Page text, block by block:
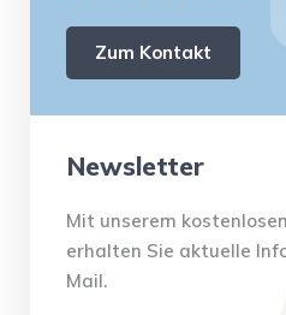
Zum Kontakt
Newsletter
Mit unserem
erhalten Sie aktuelle
Mail.